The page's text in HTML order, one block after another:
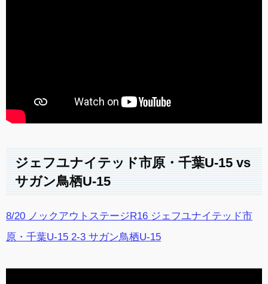
ジェフユナイテッド市原・千葉U-15 vs
サガン鳥栖U-15
8/20 ノックアウトステージR16 ジェフユナイテッド市
原・千葉U-15 2-3 サガン鳥栖U-15